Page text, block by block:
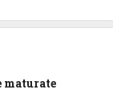
maturate